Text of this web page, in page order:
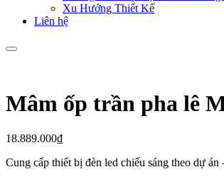
Xu Hướng Thiết Kế
Liên hệ
Mâm ốp trần pha lê
18.889.000₫
Cung cấp thiết bị đèn led chiếu sáng theo dự